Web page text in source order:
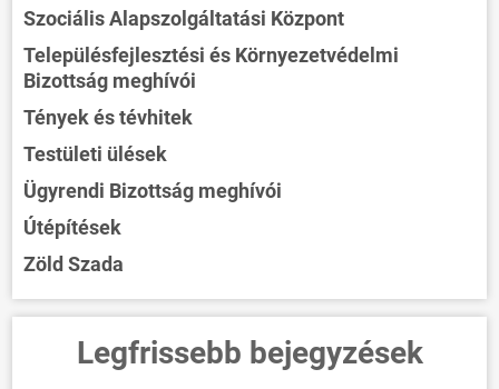
Szociális Alapszolgáltatási Központ
Településfejlesztési és Környezetvédelmi
Bizottság meghívói
Tények és tévhitek
Testületi ülések
Ügyrendi Bizottság meghívói
Útépítések
Zöld Szada
Legfrissebb bejegyzések